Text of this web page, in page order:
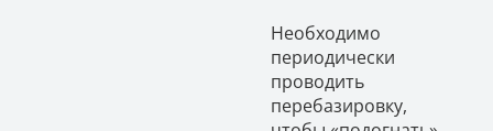
Необходимо
периодически
проводить
перебазировку,